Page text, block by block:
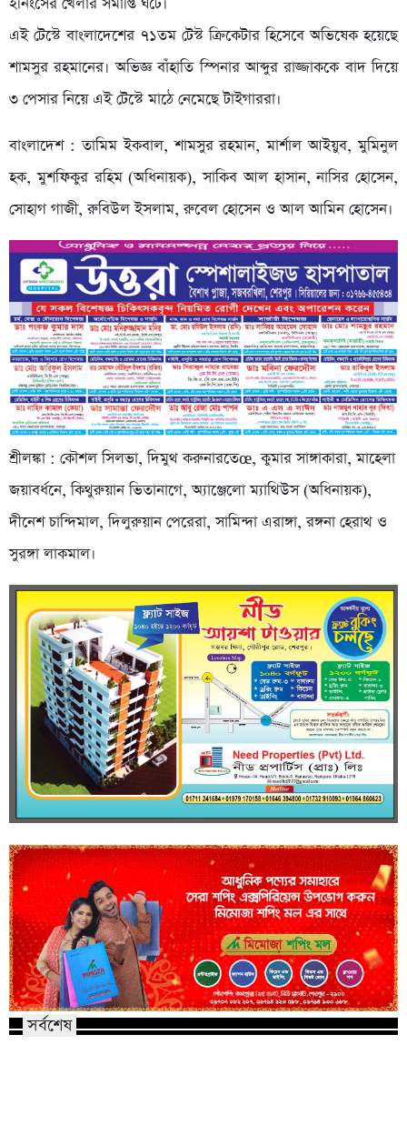
এই টেস্টে বাংলাদেশের ৭১তম টেস্ট ক্রিকেটার হিসেবে অভিষেক হয়েছে
শামসুর রহমানের। অভিজ্ঞ বাঁহাতি স্পিনার আব্দুর রাজ্জাককে বাদ দিয়ে
৩ পেসার নিয়ে এই টেস্টে মাঠে নেমেছে টাইগাররা।
বাংলাদেশ : তামিম ইকবাল, শামসুর রহমান, মার্শাল আইয়ুব, মুমিনুল
হক, মুশফিকুর রহিম (অধিনায়ক), সাকিব আল হাসান, নাসির হোসেন,
সোহাগ গাজী, রুবিউল ইসলাম, রুবেল হোসেন ও আল আমিন হোসেন।
শ্রীলঙ্কা : কৌশল সিলভা, দিমুথ করুনারতেœ, কুমার সাঙ্গাকারা, মাহেলা
জয়াবর্ধনে, কিথুরুয়ান ভিতানাগে, অ্যাঞ্জেলো ম্যাথিউস (অধিনায়ক),
দীনেশ চান্দিমাল, দিলুরুয়ান পেরেরা, সামিন্দা এরাঙ্গা, রঙ্গনা হেরাথ ও
সুরঙ্গা লাকমাল।
সর্বশেষ